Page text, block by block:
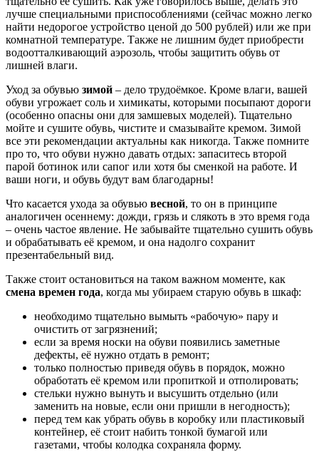
лучше специальными приспособлениями (сейчас можно легко
найти недорогое устройство ценой до 500 рублей) или же при
комнатной температуре. Также не лишним будет приобрести
водоотталкивающий аэрозоль, чтобы защитить обувь от
лишней влаги.
Уход за обувью зимой – дело трудоёмкое. Кроме влаги, вашей
обуви угрожает соль и химикаты, которыми посыпают дороги
(особенно опасны они для замшевых моделей). Тщательно
мойте и сушите обувь, чистите и смазывайте кремом. Зимой
все эти рекомендации актуальны как никогда. Также помните
про то, что обуви нужно давать отдых: запаситесь второй
парой ботинок или сапог или хотя бы сменкой на работе. И
ваши ноги, и обувь будут вам благодарны!
Что касается ухода за обувью весной, то он в принципе
аналогичен осеннему: дожди, грязь и слякоть в это время года
– очень частое явление. Не забывайте тщательно сушить обувь
и обрабатывать её кремом, и она надолго сохранит
презентабельный вид.
Также стоит остановиться на таком важном моменте, как
смена времен года, когда мы убираем старую обувь в шкаф:
необходимо тщательно вымыть «рабочую» пару и
очистить от загрязнений;
если за время носки на обуви появились заметные
дефекты, её нужно отдать в ремонт;
только полностью приведя обувь в порядок, можно
обработать её кремом или пропиткой и отполировать;
стельки нужно вынуть и высушить отдельно (или
заменить на новые, если они пришли в негодность);
перед тем как убрать обувь в коробку или пластиковый
контейнер, её стоит набить тонкой бумагой или
газетами, чтобы колодка сохраняла форму.